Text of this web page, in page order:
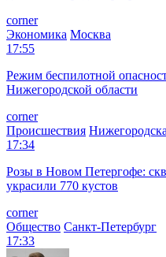
corner
Экономика Москва
17:55
Режим беспилотной
Нижегородской области
corner
Происшествия
17:34
Розы в Новом Петергофе:
украсили 770 кустов
corner
Общество Санкт-Петербург
17:33